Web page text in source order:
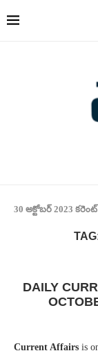
30 అక్టోబర్ 2023
DAILY
Current Affairs is